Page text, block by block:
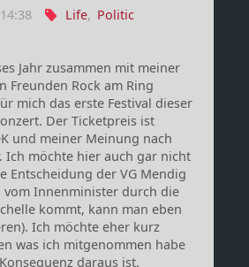
Life, Politic
Jahr zusammen mit meiner
Freunden Rock am Ring
mich das erste Festival dieser
Der Ticketpreis ist
und meiner Meinung nach
Ich möchte hier auch gar nicht
Entscheidung der VG Mendig
vom Innenminister durch die
kommt, kann man eben
Ich möchte eher kurz
was ich mitgenommen habe
daraus ist.